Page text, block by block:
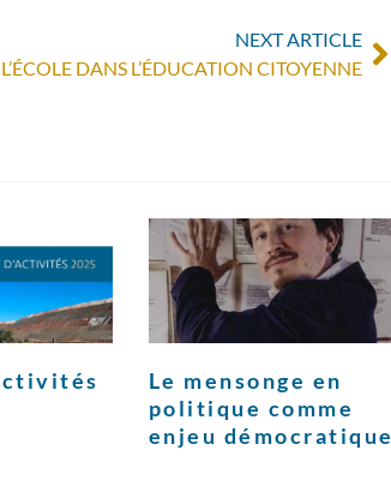
NEXT ARTICLE
DANS L’ÉDUCATION CITOYENNE
Le mensonge en
politique comme
enjeu démocratique